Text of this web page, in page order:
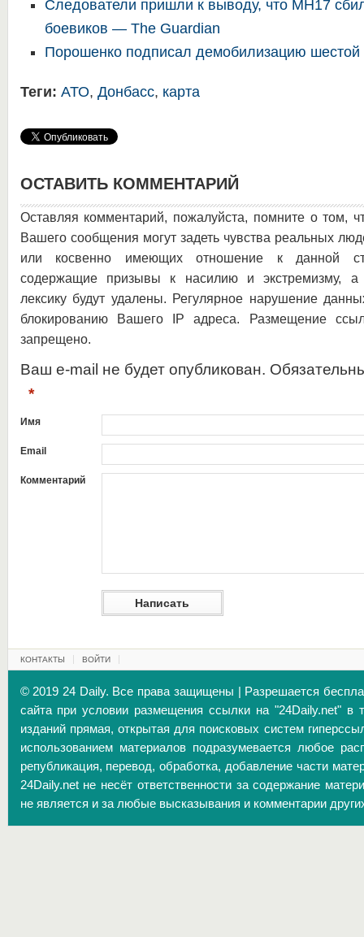
Следователи пришли к выводу, что MH17
боевиков — The Guardian
Порошенко подписал демобилизацию
Теги: АТО, Донбасс, карта
ОСТАВИТЬ КОММЕНТАРИЙ
Оставляя комментарий, пожалуйста, помните о том,
Вашего сообщения могут задеть чувства реальных
или косвенно имеющих отношение к данной
содержащие призывы к насилию и экстремизму, а
лексику будут удалены. Регулярное нарушение
блокированию Вашего IP адреса. Размещение
запрещено.
Ваш e-mail не будет опубликован.
*
Имя
Email
Комментарий
КОНТАКТЫ ВОЙТИ
© 2019 24 Daily. Все права защищены | Разрешается
сайта при условии размещения ссылки на "24Daily.net" в
изданий прямая, открытая для поисковых систем
использованием материалов подразумевается любое
републикация, перевод, обработка, добавление части
24Daily.net не несёт ответственности за содержание
не является и за любые высказывания и комментарии